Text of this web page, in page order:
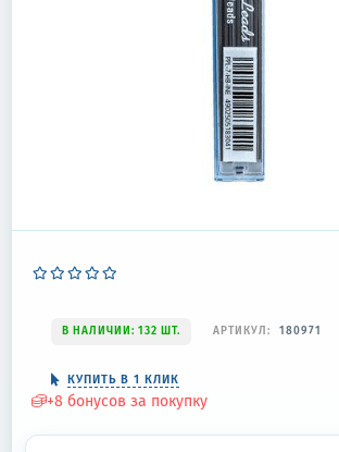
В НАЛИЧИИ: 132 ШТ. АРТИКУЛ: 180971
КУПИТЬ В 1 КЛИК
+8 бонусов за покупку